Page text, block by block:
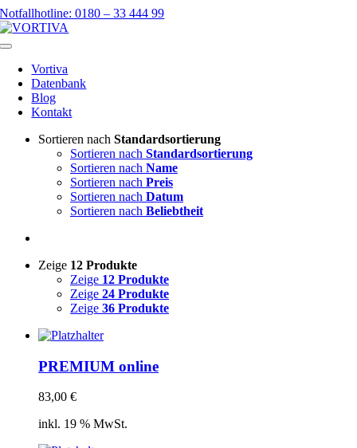
Skip
to
content
Notfallhotline: 0180 – 33 444 99
Toggle
Navigation
Vortiva
Datenbank
Blog
Kontakt
Sortieren nach Standardsortierung
Sortieren nach Standardsortierung
Sortieren nach Name
Sortieren nach Preis
Sortieren nach Datum
Sortieren nach Beliebtheit
Zeige 12 Produkte
Zeige 12 Produkte
Zeige 24 Produkte
Zeige 36 Produkte
PREMIUM online
83,00 €
inkl. 19 % MwSt.